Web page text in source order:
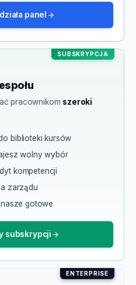
panel
SUBSKRYPCJA
pracownikom szeroki
biblioteki kursów
wolny wybór
kompetencji
zarządu
gotowe
subskrypcji
ENTERPRISE